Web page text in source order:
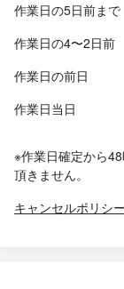
作業日の5日前まで
作業日の4〜2日前
作業日の前日
作業日当日
※作業日確定から
頂きません。
キャンセルポリシ